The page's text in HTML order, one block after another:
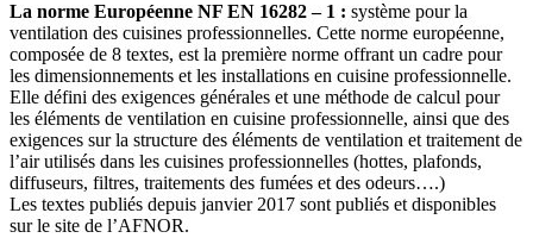
La norme Européenne NF EN 16282 – 1 : système pour la
ventilation des cuisines professionnelles. Cette norme européenne,
composée de 8 textes, est la première norme offrant un cadre pour
les dimensionnements et les installations en cuisine professionnelle.
Elle défini des exigences générales et une méthode de calcul pour
les éléments de ventilation en cuisine professionnelle, ainsi que des
exigences sur la structure des éléments de ventilation et traitement de
l’air utilisés dans les cuisines professionnelles (hottes, plafonds,
diffuseurs, filtres, traitements des fumées et des odeurs….)
Les textes publiés depuis janvier 2017 sont publiés et disponibles
sur le site de l’AFNOR.